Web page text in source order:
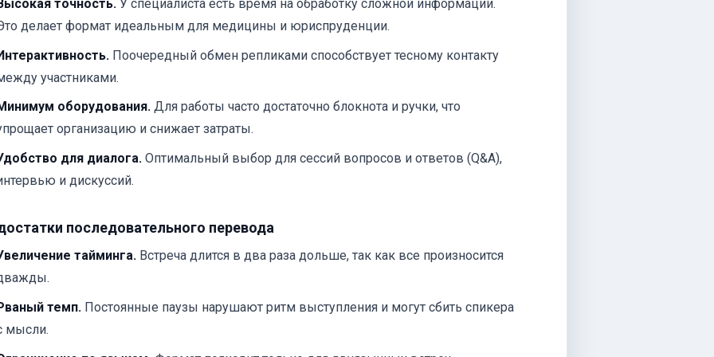
точность. У специалиста есть время на обработку сложной информации.
делает формат идеальным для медицины и юриспруденции.
Поочередный обмен репликами способствует тесному контакту
участниками.
оборудования. Для работы часто достаточно блокнота и ручки, что
организацию и снижает затраты.
для диалога. Оптимальный выбор для сессий вопросов и ответов (Q&A),
и дискуссий.
последовательного перевода
тайминга. Встреча длится в два раза дольше, так как все произносится
темп. Постоянные паузы нарушают ритм выступления и могут сбить спикера
мысли.